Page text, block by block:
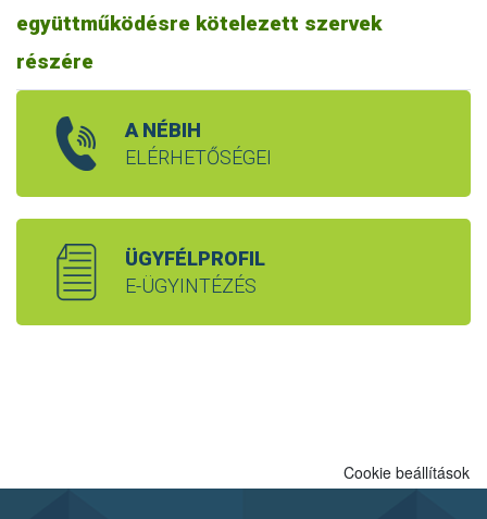
együttműködésre kötelezett szervek
részére
A NÉBIH
ELÉRHETŐSÉGEI
ÜGYFÉLPROFIL
E-ÜGYINTÉZÉS
Cookie beállítások